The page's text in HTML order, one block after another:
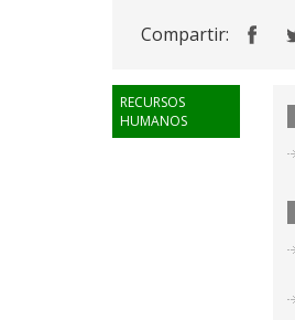
Compartir:
RECURSOS
HUMANOS